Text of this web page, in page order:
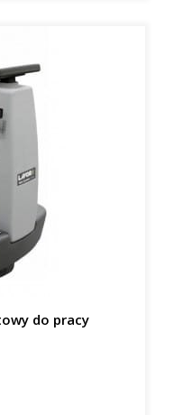
do pracy